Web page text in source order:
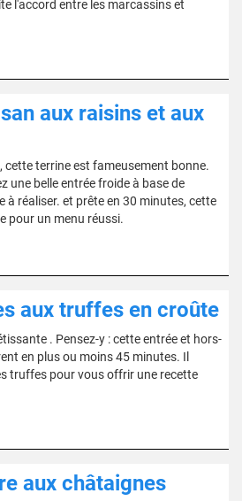
l'accord entre les marcassins et
aux raisins et aux
cette terrine est fameusement bonne.
une belle entrée froide à base de
à réaliser. et prête en 30 minutes, cette
pour un menu réussi.
aux truffes en croûte
. Pensez-y : cette entrée et hors-
en plus ou moins 45 minutes. Il
truffes pour vous offrir une recette
aux châtaignes